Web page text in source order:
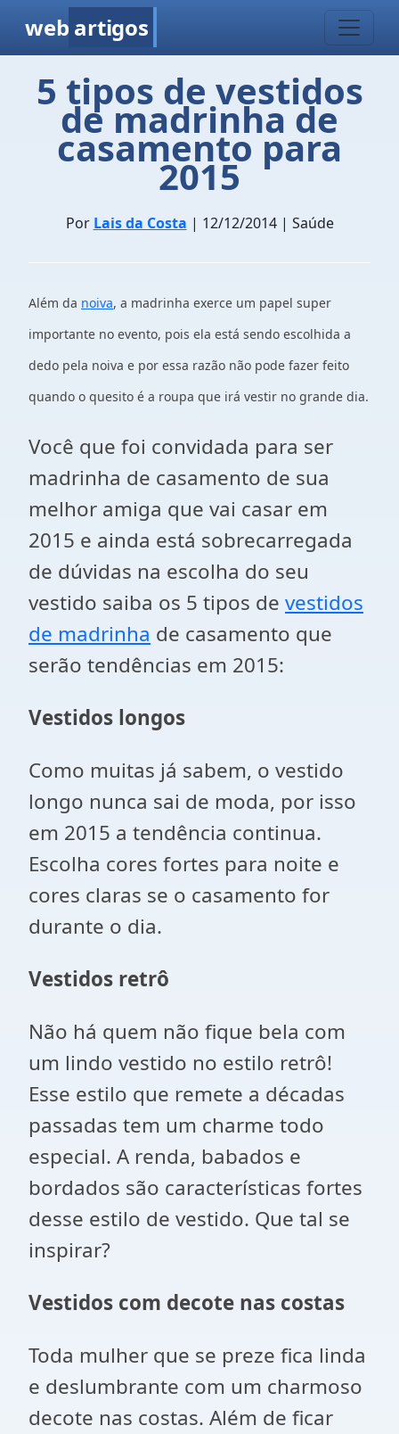
web artigos
5 tipos de vestidos
de madrinha de
casamento para
2015
Por Lais da Costa | 12/12/2014 | Saúde
Além da noiva, a madrinha exerce um papel super
importante no evento, pois ela está sendo escolhida a
dedo pela noiva e por essa razão não pode fazer feito
quando o quesito é a roupa que irá vestir no grande dia.
Você que foi convidada para ser
madrinha de casamento de sua
melhor amiga que vai casar em
2015 e ainda está sobrecarregada
de dúvidas na escolha do seu
vestido saiba os 5 tipos de vestidos
de madrinha de casamento que
serão tendências em 2015:
Vestidos longos
Como muitas já sabem, o vestido
longo nunca sai de moda, por isso
em 2015 a tendência continua.
Escolha cores fortes para noite e
cores claras se o casamento for
durante o dia.
Vestidos retrô
Não há quem não fique bela com
um lindo vestido no estilo retrô!
Esse estilo que remete a décadas
passadas tem um charme todo
especial. A renda, babados e
bordados são características fortes
desse estilo de vestido. Que tal se
inspirar?
Vestidos com decote nas costas
Toda mulher que se preze fica linda
e deslumbrante com um charmoso
decote nas costas. Além de ficar